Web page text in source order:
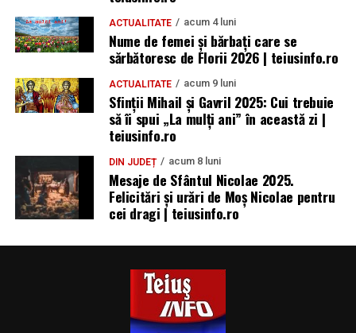
ACTUALITATE acum 4 luni
Nume de femei și bărbați care se
sărbătoresc de Florii 2026 | teiusinfo.ro
ACTUALITATE acum 9 luni
Sfinții Mihail și Gavril 2025: Cui trebuie
să îi spui „La mulţi ani” în această zi |
teiusinfo.ro
DIN JUDEȚ acum 8 luni
Mesaje de Sfântul Nicolae 2025.
Felicitări și urări de Moș Nicolae pentru
cei dragi | teiusinfo.ro